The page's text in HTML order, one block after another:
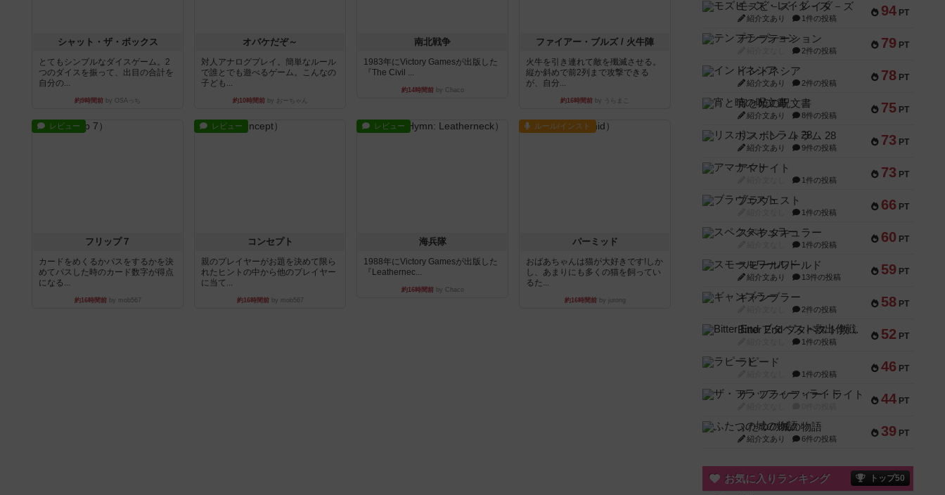
シャット・ザ・ボックス
とてもシンプルなダイスゲーム。2
つのダイスを振って、出目の合計を
自分の...
約9時間前 by OSAっち
オバケだぞ～
対人アナログプレイ。簡単なルール
で誰とでも遊べるゲーム。こんなの
子ども...
約10時間前by おーちゃん
南北戦争
1983年にVictory Gamesが出版した
『The Civil ...
約14時間前by Chaco
ファイアー・ブルズ / 火牛陣
火牛を引き連れて敵を殲滅させる。
縦か斜めで前2列まで攻撃できる
が、自分...
約16時間前 by うらまこ
レビュー
フリップ７
カードをめくるかパスをするかを決
めてパスした時のカード数字が得点
になる...
約16時間前by mob567
レビュー
コンセプト
親のプレイヤーがお題を決めて限ら
れたヒントの中から他のプレイヤー
に当て...
約16時間前by mob567
レビュー
海兵隊
1988年にVictory Gamesが出版した
『Leathernec...
約16時間前by Chaco
ルール/インスト
パーミッド
おばあちゃんは猫が大好きです!しか
し、あまりにも多くの猫を飼ってい
るた...
約16時間前by jurong
94 PT
モズビ－ズ・レイダ－ズ
紹介文あり 1件の投稿
79 PT
テンプテーション
2件の投稿
78 PT
インドネシア
紹介文あり 2件の投稿
75 PT
宵と暁の呪文書
紹介文あり 8件の投稿
73 PT
リスボン・トラム 28
紹介文あり 9件の投稿
73 PT
アマナイト
1件の投稿
66 PT
ブラヴェスト
1件の投稿
60 PT
スペクタキュラー
1件の投稿
59 PT
スモールワールド
紹介文あり 13件の投稿
58 PT
ギャンブラー
2件の投稿
52 PT
Bitter End ブタペスト救出作戦
1件の投稿
46 PT
ラピード
1件の投稿
44 PT
ザ・フラッフィー・ライト
39 PT
ふたつの城の物語
紹介文あり 6件の投稿
お気に入りランキング トップ50